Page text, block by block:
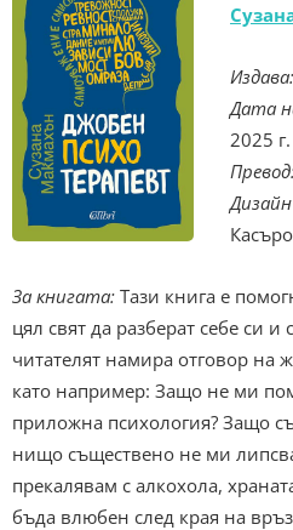
Издава:
Дата
2025 г.
За книгата: Тази книга е
цял свят да разберат себе си
читателят намира отговор на
като например: Защо не ми
приложна психология? Защо
нищо съществено не ми
прекалявам с алкохола,
бъда влюбен след края на